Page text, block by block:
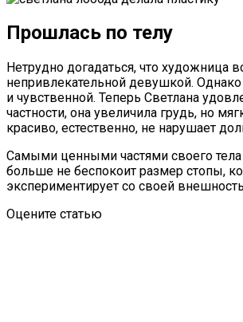
Прошлась по телу
Нетрудно догадаться, что художница
непривлекательной девушкой.
и чувственной. Теперь Светлана
частности, она увеличила грудь, но
красиво, естественно, не нарушает
Самыми ценными частями своего тела
больше не беспокоит размер стопы,
экспериментирует со своей
Оцените статью